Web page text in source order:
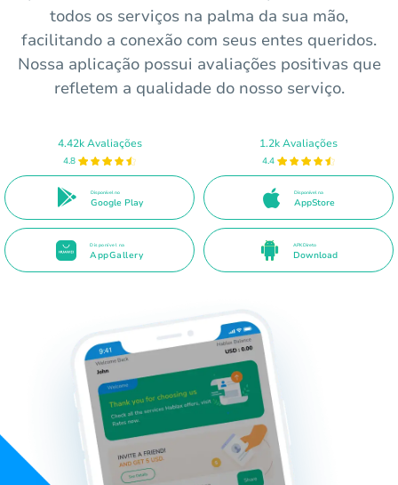
todos os serviços na palma da sua mão,
facilitando a conexão com seus entes queridos.
Nossa aplicação possui avaliações positivas que
refletem a qualidade do nosso serviço.
4.42k Avaliações
4.8
Disponível no
Google Play
1.2k Avaliações
4.4
Disponível na
AppStore
Disponível na
AppGallery
APK Direto
Download